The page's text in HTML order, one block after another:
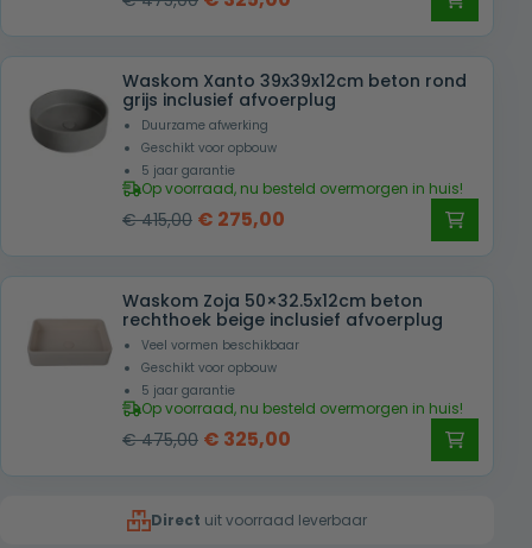
was:
€ 475,00.
is:
€ 325,00.
Waskom Xanto 39x39x12cm beton rond
grijs inclusief afvoerplug
Duurzame afwerking
Geschikt voor opbouw
5 jaar garantie
Op voorraad, nu besteld overmorgen in huis!
€415,00 Oorspronkelijke
was:
€ 415,00.
€ 275,00
is:
€ 275,00.
Waskom Zoja 50×32.5x12cm beton
rechthoek beige inclusief afvoerplug
Veel vormen beschikbaar
Geschikt voor opbouw
5 jaar garantie
Op voorraad, nu besteld overmorgen in huis!
€475,00 Oorspronkelijke
€ 475,00.
€ 325,00
€ 325,00.
Direct uit voorraad leverbaar